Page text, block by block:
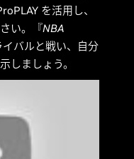
を活用し、
い。『NBA
バルと戦い、自分
しましょう。